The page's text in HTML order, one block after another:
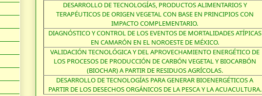
DESARROLLO DE TECNOLOGÍAS, PRODUCTOS ALIMENTARIOS Y
TERAPÉUTICOS DE ORIGEN VEGETAL CON BASE EN PRINCIPIOS CON
IMPACTO COMPLEMENTARIO.
DIAGNÓSTICO Y CONTROL DE LOS EVENTOS DE MORTALIDADES ATÍPICAS
EN CAMARÓN EN EL NOROESTE DE MÉXICO.
VALIDACIÓN TECNOLÓGICA Y DEL APROVECHAMIENTO ENERGÉTICO DE
LOS PROCESOS DE PRODUCCIÓN DE CARBÓN VEGETAL Y BIOCARBÓN
(BIOCHAR) A PARTIR DE RESIDUOS AGRÍCOLAS.
DESARROLLO DE TECNOLOGÍAS PARA GENERAR BIOENERGÉTICOS A
PARTIR DE LOS DESECHOS ORGÁNICOS DE LA PESCA Y LA ACUACULTURA.